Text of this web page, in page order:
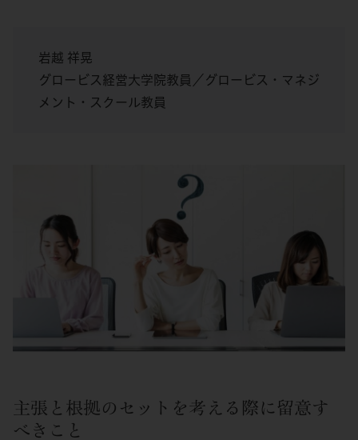
岩越 祥晃
グロービス経営大学院教員／グロービス・マネジ
メント・スクール教員
主張と根拠のセットを考える際に留意す
べきこと